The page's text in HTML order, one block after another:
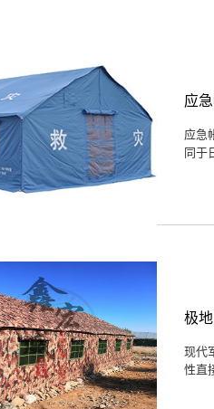
应
应急
同于
极
现代
性直